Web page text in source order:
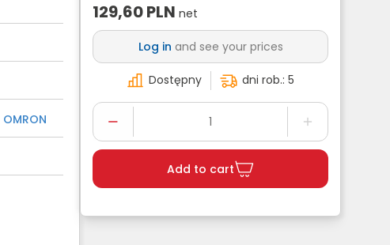
OMRON
129,60PLN net
Log in and see your prices
Dostępny dni rob.: 5
Add to cart